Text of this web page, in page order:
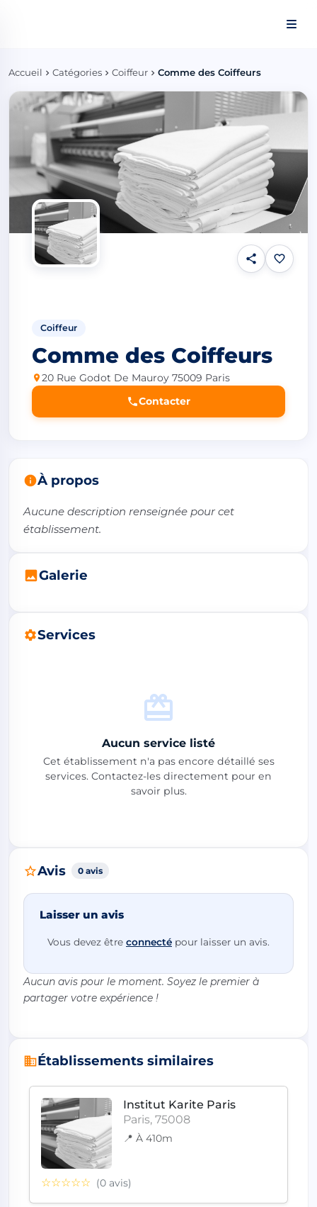
Accueil Catégories Coiffeur Comme des Coiffeurs
Coiffeur
Comme des Coiffeurs
20 Rue Godot De Mauroy 75009 Paris
Contacter
À propos
Aucune description renseignée pour cet
établissement.
Galerie
Services
Aucun service listé
Cet établissement n'a pas encore détaillé ses
services. Contactez-les directement pour en
savoir plus.
Avis 0 avis
Laisser un avis
Vous devez être connecté pour laisser un avis.
Aucun avis pour le moment. Soyez le premier à
partager votre expérience !
Établissements similaires
Institut Karite Paris
Paris, 75008
📍 À 410m
☆☆☆☆☆ (0 avis)